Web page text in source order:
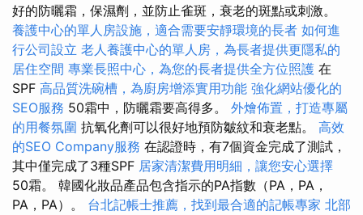
好的防曬霜，保濕劑，並防止雀斑，衰老的斑點或刺激。
養護中心的單人房設施，適合需要安靜環境的長者 如何進
行公司設立 老人養護中心的單人房，為長者提供更隱私的
居住空間 專業長照中心，為您的長者提供全方位照護 在
SPF 高品質洗碗槽，為廚房增添實用功能 強化網站優化的
SEO服務 50霜中，防曬霜要高得多。 外燴佈置，打造專屬
的用餐氛圍 抗氧化劑可以很好地預防皺紋和衰老點。 高效
的SEO Company服務 在認證時，有7個資金完成了測試，
其中僅完成了3種SPF 居家清潔費用明細，讓您安心選擇
50霜。 韓國化妝品產品包含指示的PA指數（PA，PA，
PA，PA）。 台北記帳士推薦，找到最合適的記帳專家 北部